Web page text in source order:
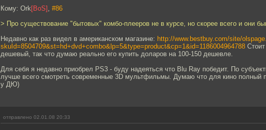
Кому: Ork[BoS] , #86
> Про существование "бытовых" комбо-плееров не в курсе, но скорее всего и они
Недавно как раз видел в американском магазине: http://www.bestbuy.com/site/
skuId=8504709&st=hd+dvd+combo&lp=5&type=product&cp=1&id=1186004964788
дешевый, так что думаю реально его купить доларов на 100-150 дешевле.
Для себя я недавно приобрел PS3 - буду надеяться что Blu Ray победит. По
лучше всего смотреть современные 3D мультфильмы. Думаю что для кино полный
у ДЮ)
отправлено 02.01.08 20:33